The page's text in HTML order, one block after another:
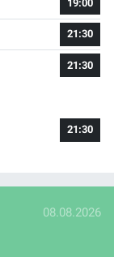
19:00
21:30
21:30
21:30
08.08.2026